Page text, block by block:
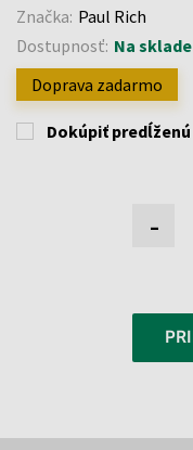
Značka: Paul Rich
Dostupnosť: Na sklade
Doprava zadarmo
Dokúpiť
-